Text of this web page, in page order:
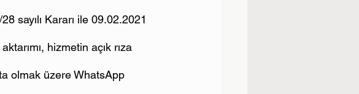
sayılı Kararı ile 09.02.2021
hizmetin açık rıza
olmak üzere WhatsApp